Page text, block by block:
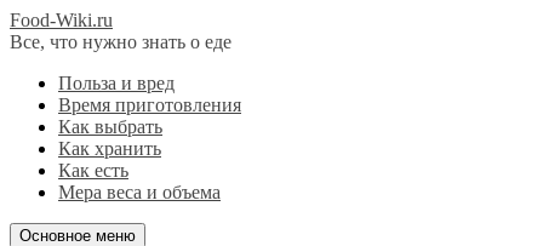
Food-Wiki.ru
Все, что нужно знать о еде
Польза и вред
Время приготовления
Как выбрать
Как хранить
Как есть
Мера веса и объема
Основное меню